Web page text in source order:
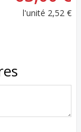
l'unité 2,52 €